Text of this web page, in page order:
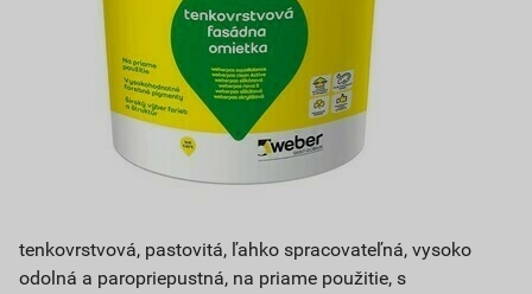
tenkovrstvová, pastovitá, ľahko spracovateľná, vysoko
odolná a paropriepustná, na priame použitie, s